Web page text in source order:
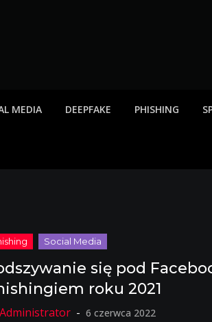
MEDIA DEEPFAKE PHISHING
się pod
roku 2021
6 czerwca 2022